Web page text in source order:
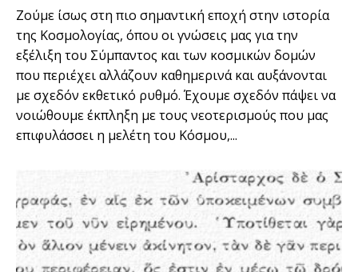
Ζούμε ίσως στη πιο σημαντική εποχή στην ιστορία
της Κοσμολογίας, όπου οι γνώσεις μας για την
εξέλιξη του Σύμπαντος και των κοσμικών δομών
που περιέχει αλλάζουν καθημερινά και αυξάνονται
με σχεδόν εκθετικό ρυθμό. Έχουμε σχεδόν πάψει να
νοιώθουμε έκπληξη με τους νεοτερισμούς που μας
επιφυλάσσει η μελέτη του Κόσμου,...